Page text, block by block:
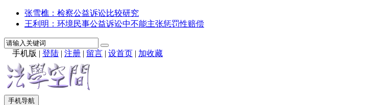
张雪樵：检察公益诉讼比较研究
王利明：环境民事公益诉讼中不能主张惩罚性赔偿
手机版 | 登陆 | 注册 | 留言 | 设首页 | 加收藏
手机导航